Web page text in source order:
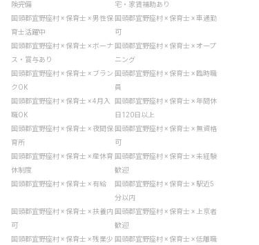
険完備
宅・家賃補助あり
国頭郡宜野座村 × 保育士 × 男性保
育士活躍中
国頭郡宜野座村 × 保育士 × 車通勤
可
国頭郡宜野座村 × 保育士 × ボーナ
ス・賞与あり
国頭郡宜野座村 × 保育士 × オープ
ニング
国頭郡宜野座村 × 保育士 × ブラン
クOK
国頭郡宜野座村 × 保育士 × 臨時職
員
国頭郡宜野座村 × 保育士 × 4月入
職OK
国頭郡宜野座村 × 保育士 × 年間休
日120日以上
国頭郡宜野座村 × 保育士 × 夜間保
育所
国頭郡宜野座村 × 保育士 × 無資格
可
国頭郡宜野座村 × 保育士 × 産休育
休制度
国頭郡宜野座村 × 保育士 × 未経験
歓迎
国頭郡宜野座村 × 保育士 × 有給
国頭郡宜野座村 × 保育士 × 駅近5
分以内
国頭郡宜野座村 × 保育士 × 扶養内
可
国頭郡宜野座村 × 保育士 × 上京者
歓迎
国頭郡宜野座村 × 保育士 × 残業少 国頭郡宜野座村 × 保育士 × 低離職